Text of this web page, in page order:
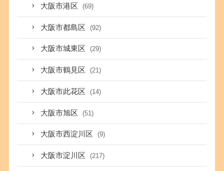
大阪市港区 (69)
大阪市都島区 (92)
大阪市城東区 (29)
大阪市鶴見区 (21)
大阪市此花区 (14)
大阪市旭区 (51)
大阪市西淀川区 (9)
大阪市淀川区 (217)